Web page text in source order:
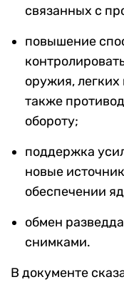
связанных с
повышение
оружия,
также
обороту;
поддержка
новые
обеспечении
обмен
снимками.
В документе